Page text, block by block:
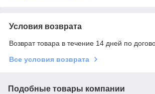
Условия возврата
Возврат товара в течение 14 дней по
Все условия возврата
Подобные товары компании